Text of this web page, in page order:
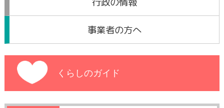
事業者の方へ
くらしのガイド